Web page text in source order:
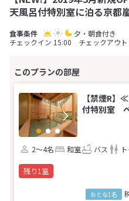
天風呂付特別室に泊る京都
夕・朝食付き
チェックイン 15:00 チェックアウト
【禁煙R
付特別室
2～4名 和室 バス
残り1室
おとな1名